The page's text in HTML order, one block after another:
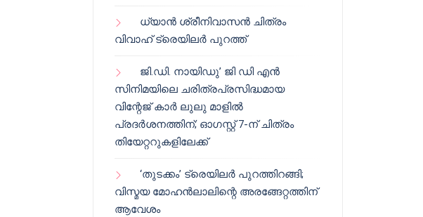
ധ്യാൻ ശ്രീനിവാസൻ ചിത്രം
വിവാഹ് ട്രെയിലർ പുറത്ത്
ജി.ഡി. നായിഡു’ ജി ഡി എൻ
സിനിമയിലെ ചരിത്രപ്രസിദ്ധമായ
വിന്റേജ് കാർ ലുലു മാളിൽ
പ്രദർശനത്തിന്; ഓഗസ്റ്റ് 7-ന് ചിത്രം
തിയേറ്ററുകളിലേക്ക്
‘തുടക്കം’ ട്രെയിലർ പുറത്തിറങ്ങി;
വിസ്മയ മോഹൻലാലിന്റെ അരങ്ങേറ്റത്തിന്
ആവേശം